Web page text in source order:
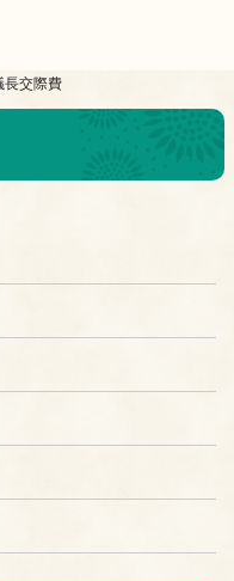
長交際費